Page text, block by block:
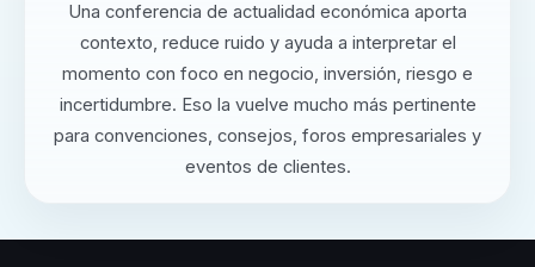
Una conferencia de actualidad económica aporta
contexto, reduce ruido y ayuda a interpretar el
momento con foco en negocio, inversión, riesgo e
incertidumbre. Eso la vuelve mucho más pertinente
para convenciones, consejos, foros empresariales y
eventos de clientes.